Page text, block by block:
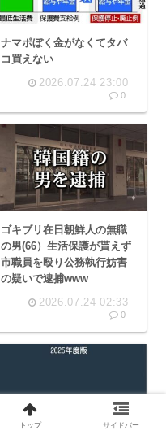
ナマポぼく金がなくてタバ
コ買えない
2026.07.24 23:00
0
ゴキブリ在日朝鮮人の無職
の男(66）生活保護が貰えず
市職員を殴り公務執行妨害
の疑いで逮捕www
2026.07.24 02:33
0
トップ サイドバー